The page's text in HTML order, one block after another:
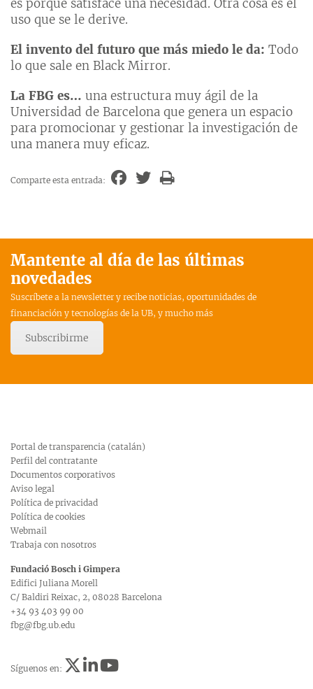
es porque satisface una necesidad. Otra cosa es el
uso que se le derive.
El invento del futuro que más miedo le da: Todo
lo que sale en Black Mirror.
La FBG es… una estructura muy ágil de la
Universidad de Barcelona que genera un espacio
para promocionar y gestionar la investigación de
una manera muy eficaz.
Comparte esta entrada:
Mantente al día de las últimas
novedades
Suscríbete a la newsletter y recibe noticias, oportunidades de
financiación y tecnologías de la UB, y mucho más
Subscribirme
Portal de transparencia (catalán)
Perfil del contratante
Documentos corporativos
Aviso legal
Política de privacidad
Política de cookies
Webmail
Trabaja con nosotros
Fundació Bosch i Gimpera
Edifici Juliana Morell
C/ Baldiri Reixac, 2, 08028 Barcelona
+34 93 403 99 00
fbg@fbg.ub.edu
Síguenos en: